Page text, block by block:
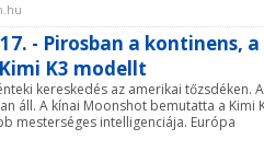
- Pirosban a kontinens, a
K3 modellt
kereskedés az amerikai tőzsdéken. A
áll. A kínai Moonshot bemutatta a Kimi
mesterséges intelligenciája. Európa